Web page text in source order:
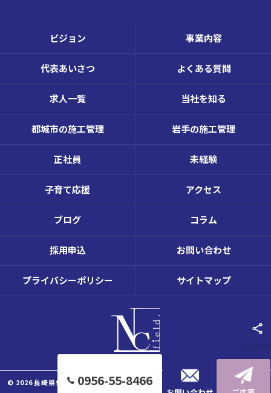
0956-55-8466
ビジョン 事業内容
代表あいさつ よくある質問
求人一覧 当社を知る
都城市の施工管理 岩手の施工管理
正社員 未経験
子育て応援 アクセス
ブログ コラム
採用申込 お問い合わせ
プライバシーポリシー サイトマップ
© 2026 長崎県佐世保市で施工管理の求人ならNC Field株式会社 ALL RIGHTS